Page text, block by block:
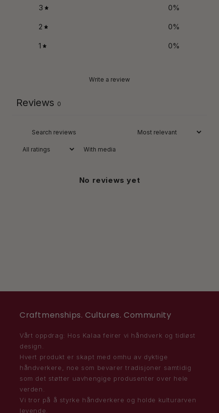
3 0%
2 0%
1 0%
Write a review
Reviews 0
With media
No reviews yet
Craftmenships. Cultures. Community
Vårt oppdrag: Hos Kalaa feirer vi håndverk og tidløst
design.
Hvert produkt er skapt med omhu av dyktige
håndverkere, noe som bevarer tradisjoner samtidig
som det støtter uavhengige produsenter over hele
verden.
Vi tror på å styrke håndverkere og holde kulturarven
levende.